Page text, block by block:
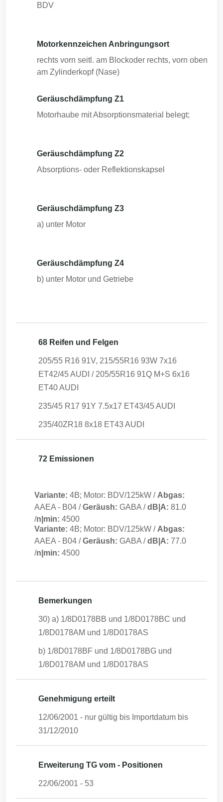
BDV
Motorkennzeichen Anbringungsort
rechts vorn seitl. am Blockoder rechts, vorn oben
am Zylinderkopf (Nase)
Geräuschdämpfung Z1
Motorhaube mit Absorptionsmaterial belegt;
Geräuschdämpfung Z2
Absorptions- oder Reflektionskapsel
Geräuschdämpfung Z3
a) unter Motor
Geräuschdämpfung Z4
b) unter Motor und Getriebe
68 Reifen und Felgen
205/55 R16 91V, 215/55R16 93W 7x16
ET42/45 AUDI / 205/55R16 91Q M+S 6x16
ET40 AUDI
235/45 R17 91Y 7.5x17 ET43/45 AUDI
235/40ZR18 8x18 ET43 AUDI
72 Emissionen
Variante: 4B; Motor: BDV/125kW / Abgas:
AAEA - B04 /Geräush: GABA /dB|A: 81.0
/n|min: 4500
Variante: 4B; Motor: BDV/125kW / Abgas:
AAEA - B04 /Geräush: GABA /dB|A: 77.0
/n|min: 4500
Bemerkungen
30) a) 1/8D0178BB und 1/8D0178BC und
1/8D0178AM und 1/8D0178AS
b) 1/8D0178BF und 1/8D0178BG und
1/8D0178AM und 1/8D0178AS
Genehmigung erteilt
12/06/2001 - nur gültig bis Importdatum bis
31/12/2010
Erweiterung TG vom - Positionen
22/06/2001 - 53